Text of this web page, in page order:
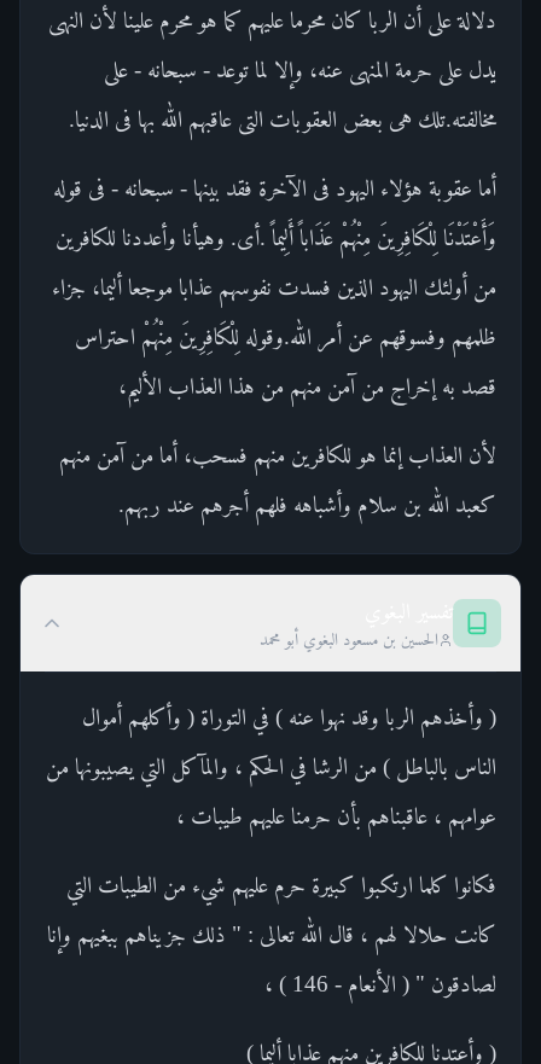
دلالة على أن الربا كان محرما عليهم كما هو محرم علينا لأن النهى
يدل على حرمة المنهى عنه، وإلا لما توعد - سبحانه - على
مخالفته.تلك هى بعض العقوبات التى عاقبهم الله بها فى الدنيا.
أما عقوبة هؤلاء اليهود فى الآخرة فقد بينها - سبحانه - فى قوله
وَأَعْتَدْنَا لِلْكَافِرِينَ مِنْهُمْ عَذَاباً أَلِيماً .أى. وهيأنا وأعددنا للكافرين
من أولئك اليهود الذين فسدت نفوسهم عذابا موجعا أليما، جزاء
ظلمهم وفسوقهم عن أمر الله.وقوله لِلْكَافِرِينَ مِنْهُمْ احتراس
قصد به إخراج من آمن منهم من هذا العذاب الأليم،
لأن العذاب إنما هو للكافرين منهم فسحب، أما من آمن منهم
كعبد الله بن سلام وأشباهه فلهم أجرهم عند ربهم.
الحسين بن مسعود البغوي أبو محمد
( وأخذهم الربا وقد نهوا عنه ) في التوراة ( وأكلهم أموال
الناس بالباطل ) من الرشا في الحكم ، والمآكل التي يصيبونها من
عوامهم ، عاقبناهم بأن حرمنا عليهم طيبات ،
فكانوا كلما ارتكبوا كبيرة حرم عليهم شيء من الطيبات التي
كانت حلالا لهم ، قال الله تعالى : " ذلك جزيناهم ببغيهم وإنا
لصادقون " ( الأنعام - 146 ) ،
( وأعتدنا للكافرين منهم عذابا أليما )